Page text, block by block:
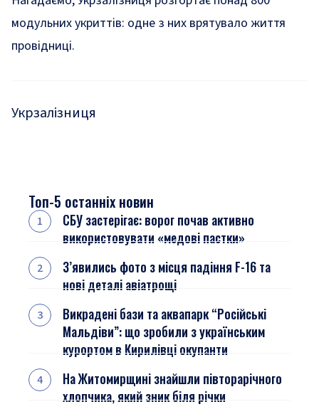
модульних укриттів: одне з них врятувало життя
провідниці.
Укрзалізниця
Топ-5 останніх новин
СБУ застерігає: ворог почав активно
використовувати «медові пастки»
З’явились фото з місця падіння F-16 та
нові деталі авіатрощі
Викрадені бази та аквапарк “Російські
Мальдіви”: що зробили з українським
курортом в Кирилівці окупанти
На Житомирщині знайшли півторарічного
хлопчика, який зник біля річки